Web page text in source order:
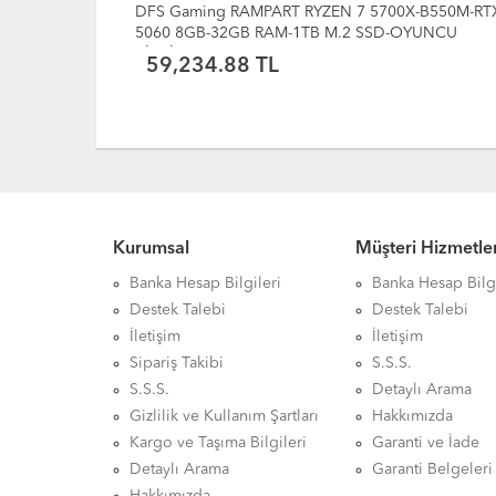
DFS Gaming MIRAGE RYZEN 5 5600X-B550M-RTX
5060 8GB-16GB RAM-512GB M.2 SSD-OYUNCU
BİLGİSAYARI
47,141.85 TL
Kurumsal
Banka Hesap Bilgileri
Destek Talebi
İletişim
Sipariş Takibi
S.S.S.
Gizlilik ve Kullanım Şartları
Kargo ve Taşıma Bilgileri
Detaylı Arama
Müşteri
Banka Hesap
Destek Talebi
İletişim
S.S.S.
Detaylı Arama
Hakkımızda
Garanti ve İade
Garanti Belgeleri